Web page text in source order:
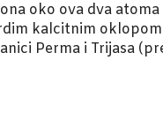
oko ova dva
kalcitnim
Perma i Trijasa